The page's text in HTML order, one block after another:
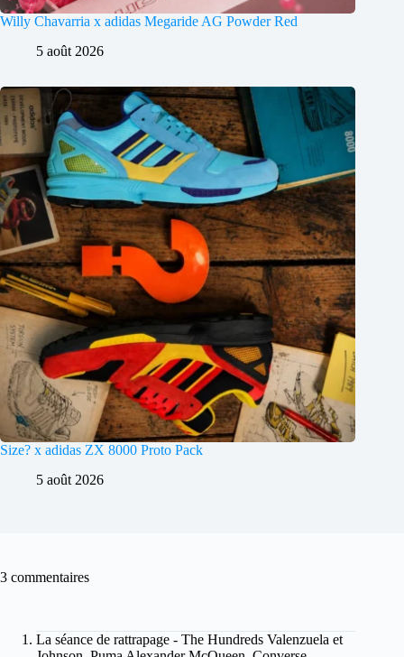
Willy Chavarria x adidas Megaride AG Powder Red
5 août 2026
Size? x adidas ZX 8000 Proto Pack
5 août 2026
3 commentaires
La séance de rattrapage - The Hundreds Valenzuela et